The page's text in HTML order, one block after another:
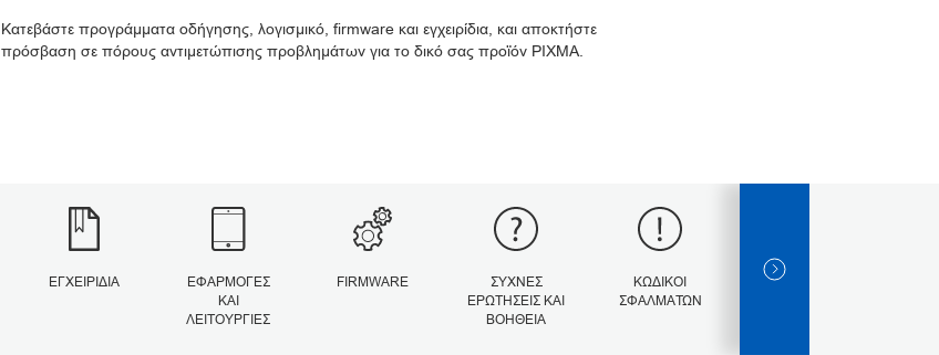
Κατεβάστε προγράμματα οδήγησης, λογισμικό, firmware και εγχειρίδια, και αποκτήστε
πρόσβαση σε πόρους αντιμετώπισης προβλημάτων για το δικό σας προϊόν PIXMA.
ΕΓΧΕΙΡΊΔΙΑ
ΕΦΑΡΜΟΓΈΣ
ΚΑΙ
ΛΕΙΤΟΥΡΓΊΕΣ
FIRMWARE
ΣΥΧΝΈΣ
ΕΡΩΤΉΣΕΙΣ ΚΑΙ
ΒΟΉΘΕΙΑ
ΚΩΔΙΚΟΊ
ΣΦΑΛΜΆΤΩΝ
ΠΡΟΔΙΑΓΡΑΦΈΣ
NEXT SLIDE